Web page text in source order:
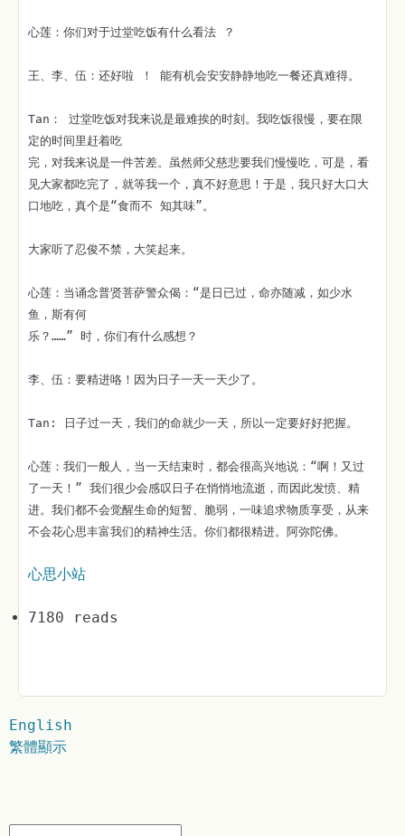
心莲：你们对于过堂吃饭有什么看法 ？
王、李、伍：还好啦 ！ 能有机会安安静静地吃一餐还真难得。
Tan： 过堂吃饭对我来说是最难挨的时刻。我吃饭很慢，要在限
定的时间里赶着吃
完，对我来说是一件苦差。虽然师父慈悲要我们慢慢吃，可是，看
见大家都吃完了，就等我一个，真不好意思！于是，我只好大口大
口地吃，真个是“食而不 知其味”。
大家听了忍俊不禁，大笑起来。
心莲：当诵念普贤菩萨警众偈：“是日已过，命亦随减，如少水
鱼，斯有何
乐？……” 时，你们有什么感想？
李、伍：要精进咯！因为日子一天一天少了。
Tan: 日子过一天，我们的命就少一天，所以一定要好好把握。
心莲：我们一般人，当一天结束时，都会很高兴地说：“啊！又过
了一天！” 我们很少会感叹日子在悄悄地流逝，而因此发愤、精
进。我们都不会觉醒生命的短暂、脆弱，一味追求物质享受，从来
不会花心思丰富我们的精神生活。你们都很精进。阿弥陀佛。
心思小站
7180 reads
English
繁體顯示